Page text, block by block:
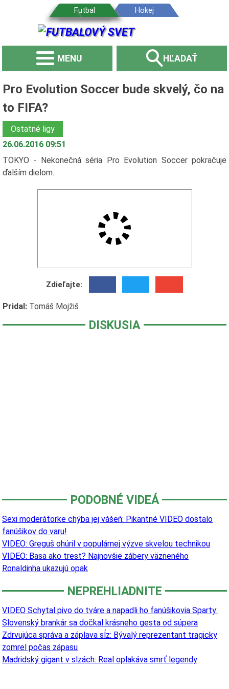
MENU HĽADAŤ
Pro Evolution Soccer bude skvelý, čo na
to FIFA?
Ostatné ligy
26.06.2016 09:51
TOKYO - Nekonečná séria Pro Evolution Soccer pokračuje
ďalším dielom.
Zdieľajte:
Pridal: Tomáš Mojžiš
DISKUSIA
PODOBNÉ VIDEÁ
Sexi moderátorke chýba jej vášeň: Pikantné VIDEO dostalo
fanúšikov do varu!
VIDEO: Greguš ohúril v populárnej výzve skvelou technikou
VIDEO: Basa ako trest? Najnovšie zábery väzneného
Ronaldinha ukazujú opak
NEPREHLIADNITE
VIDEO Schytal pivo do tváre a napadli ho fanúšikovia Sparty:
Slovenský brankár sa dočkal krásneho gesta od súpera
Zdrvujúca správa a záplava sĺz: Bývalý reprezentant tragicky
zomrel počas zápasu
Madridský gigant v slzách: Real oplakáva smrť legendy